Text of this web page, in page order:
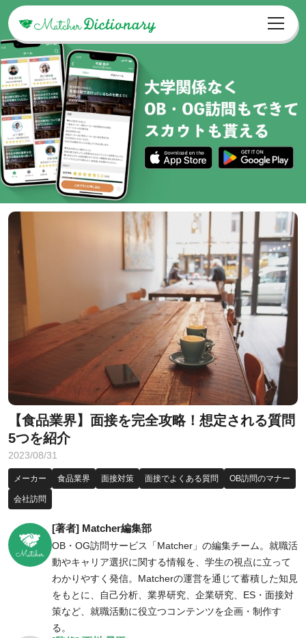
【食品業界】面接を完全攻略！想定される質問
5つを紹介
2023/08/31
メーカー 食品業界 面接対策 面接でよくある質問 OB訪問のマナー
会社訪問
[著者] Matcher編集部
OB・OG訪問サービス「Matcher」の編集チーム。就職活
動やキャリア選択に関する情報を、学生の視点に立って
わかりやすく発信。Matcherの運営を通じて蓄積した知見
をもとに、自己分析、業界研究、企業研究、ES・面接対
策など、就職活動に役立つコンテンツを企画・制作す
る。